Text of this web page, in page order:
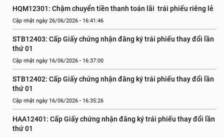
HQM12301: Chậm chuyển tiền thanh toán lãi  trái phiếu riêng lẻ
Cập nhật ngày 26/06/2026 - 16:41:46
STB12403: Cấp Giấy chứng nhận đăng ký trái phiếu thay đổi lần
thứ 01
Cập nhật ngày 16/06/2026 - 16:37:00
STB12402: Cấp Giấy chứng nhận đăng ký trái phiếu thay đổi lần
thứ 01
Cập nhật ngày 16/06/2026 - 16:35:26
HAA12401: Cấp Giấy chứng nhận đăng ký trái phiếu thay đổi lần
thứ 01